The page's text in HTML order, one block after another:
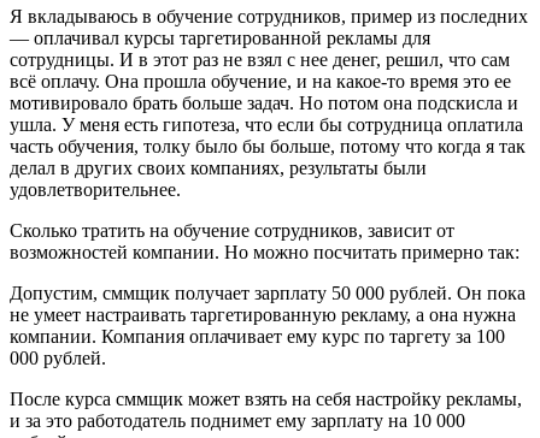
Я вкладываюсь в обучение сотрудников, пример из последних
— оплачивал курсы таргетированной рекламы для
сотрудницы. И в этот раз не взял с нее денег, решил, что сам
всё оплачу. Она прошла обучение, и на какое-то время это ее
мотивировало брать больше задач. Но потом она подскисла и
ушла. У меня есть гипотеза, что если бы сотрудница оплатила
часть обучения, толку было бы больше, потому что когда я так
делал в других своих компаниях, результаты были
удовлетворительнее.
Сколько тратить на обучение сотрудников, зависит от
возможностей компании. Но можно посчитать примерно так:
Допустим, сммщик получает зарплату 50 000 рублей. Он пока
не умеет настраивать таргетированную рекламу, а она нужна
компании. Компания оплачивает ему курс по таргету за 100
000 рублей.
После курса сммщик может взять на себя настройку рекламы,
и за это работодатель поднимет ему зарплату на 10 000